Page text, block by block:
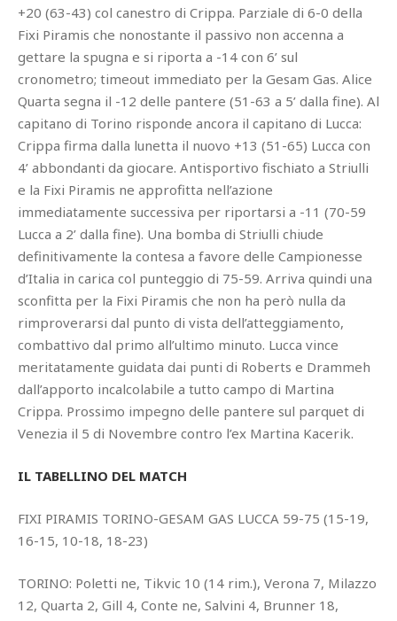
+20 (63-43) col canestro di Crippa. Parziale di 6-0 della
Fixi Piramis che nonostante il passivo non accenna a
gettare la spugna e si riporta a -14 con 6’ sul
cronometro; timeout immediato per la Gesam Gas. Alice
Quarta segna il -12 delle pantere (51-63 a 5’ dalla fine). Al
capitano di Torino risponde ancora il capitano di Lucca:
Crippa firma dalla lunetta il nuovo +13 (51-65) Lucca con
4’ abbondanti da giocare. Antisportivo fischiato a Striulli
e la Fixi Piramis ne approfitta nell’azione
immediatamente successiva per riportarsi a -11 (70-59
Lucca a 2’ dalla fine). Una bomba di Striulli chiude
definitivamente la contesa a favore delle Campionesse
d’Italia in carica col punteggio di 75-59. Arriva quindi una
sconfitta per la Fixi Piramis che non ha però nulla da
rimproverarsi dal punto di vista dell’atteggiamento,
combattivo dal primo all’ultimo minuto. Lucca vince
meritatamente guidata dai punti di Roberts e Drammeh
dall’apporto incalcolabile a tutto campo di Martina
Crippa. Prossimo impegno delle pantere sul parquet di
Venezia il 5 di Novembre contro l’ex Martina Kacerik.
IL TABELLINO DEL MATCH
FIXI PIRAMIS TORINO-GESAM GAS LUCCA 59-75 (15-19,
16-15, 10-18, 18-23)
TORINO: Poletti ne, Tikvic 10 (14 rim.), Verona 7, Milazzo
12, Quarta 2, Gill 4, Conte ne, Salvini 4, Brunner 18,